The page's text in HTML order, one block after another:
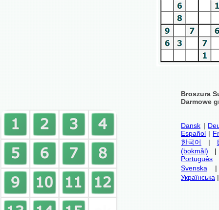
Broszura
Darmowe
Dansk |
Español |
한국어
|
(bokmål)
Português
Svenska
Українська